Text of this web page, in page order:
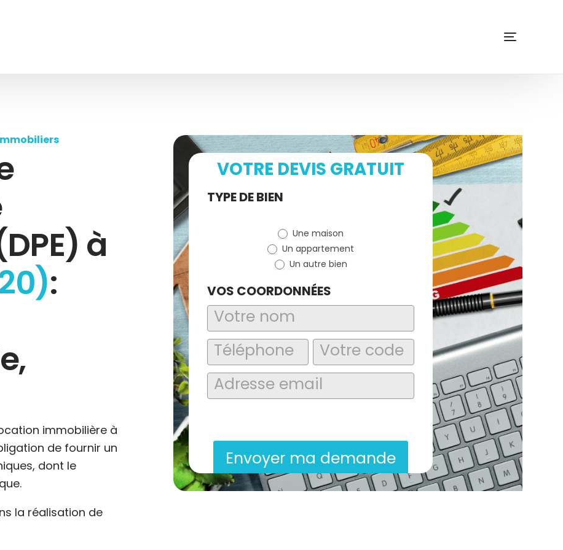
à
:
immobilière à
de fournir un
dont le
la réalisation de
VOTRE DEVIS GRATUIT
Demande
TYPE DE BIEN
Une maison
Un appartement
Un autre bien
VOS COORDONNÉES
Envoyer ma demande